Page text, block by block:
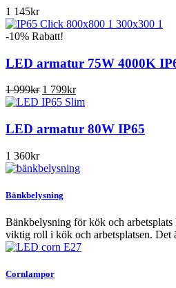
1 145kr
-10% Rabatt!
LED armatur 75W 4000K
1 999kr Det
ursprungliga
var:
1
1 799krDet
nuvarande
är:
1
LED armatur 80W IP65
1 360kr
Bänkbelysning
Bänkbelysning för kök och arbetsplats
viktig roll i kök och arbetsplatsen. Det
Cornlampor